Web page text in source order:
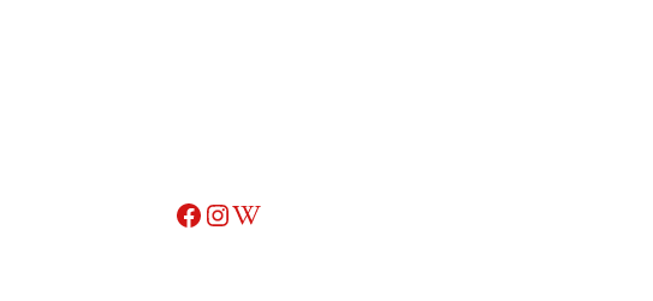
Facebook InstagramWikipedia-Artikel über Adelheid Ohlig